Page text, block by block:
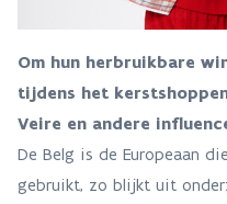
Om hun herbruikbare
tijdens het
Veire en andere
De Belg is de Europeaan
gebruikt, zo blijkt uit